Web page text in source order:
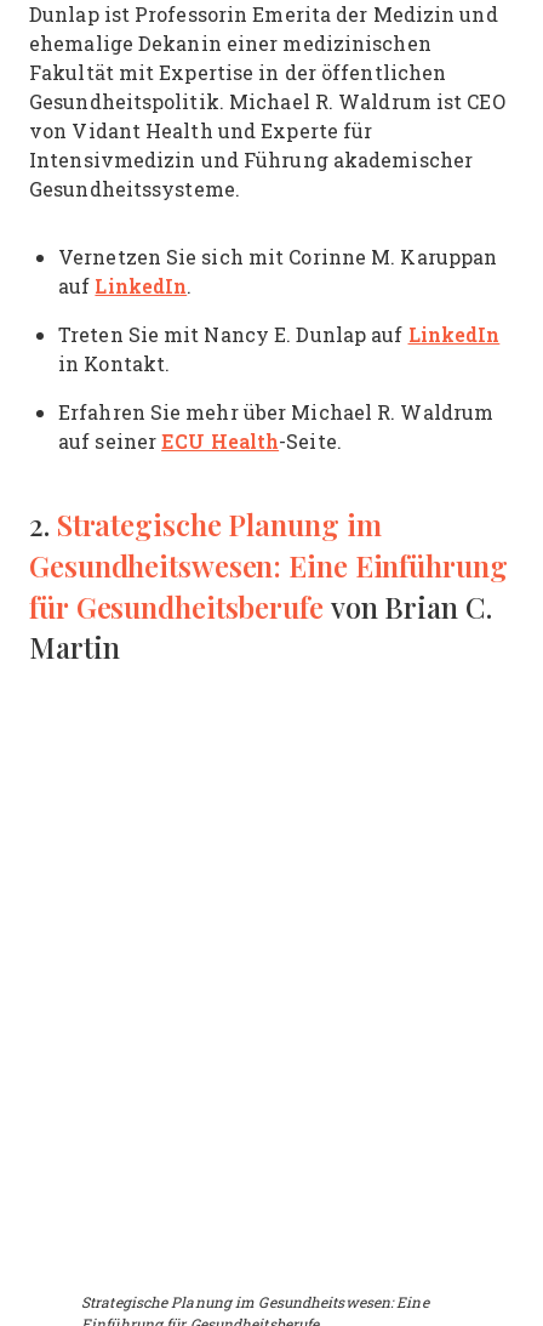
Dunlap ist Professorin Emerita der Medizin und
ehemalige Dekanin einer medizinischen
Fakultät mit Expertise in der öffentlichen
Gesundheitspolitik. Michael R. Waldrum ist CEO
von Vidant Health und Experte für
Intensivmedizin und Führung akademischer
Gesundheitssysteme.
Vernetzen Sie sich mit Corinne M. Karuppan
auf LinkedIn.
Treten Sie mit Nancy E. Dunlap auf LinkedIn
in Kontakt.
Erfahren Sie mehr über Michael R. Waldrum
auf seinerECU Health-Seite.
2. Strategische Planung im
Gesundheitswesen: Eine Einführung
für Gesundheitsberufe von Brian C.
Martin
Strategische Planung im Gesundheitswesen: Eine